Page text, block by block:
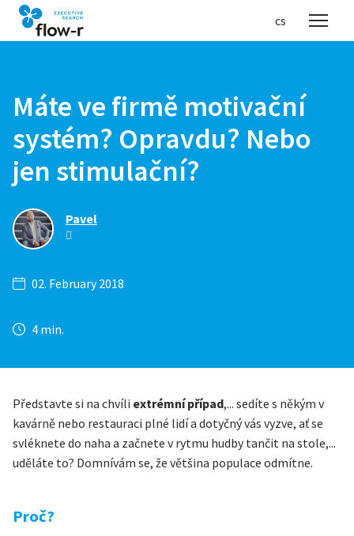
Menu
cs en
Máte ve firmě motivační
systém? Opravdu? Nebo
jen stimulační?
Pavel
02. February 2018
4 min.
Představte si na chvíli extrémní případ,... sedíte s někým v
kavárně nebo restauraci plné lidí a dotyčný vás vyzve, ať se
svléknete do naha a začnete v rytmu hudby tančit na stole,...
uděláte to? Domnívám se, že většina populace odmítne.
Proč?